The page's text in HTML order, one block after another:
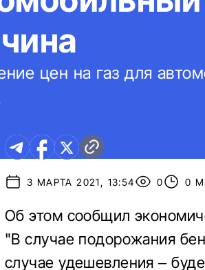
цен на газ для
3 МАРТА 2021, 13:54 0 0
Об этом сообщил
"В случае подорожания
случае удешевления –